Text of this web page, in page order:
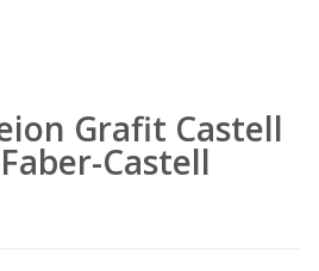
Grafit Castell
Castell